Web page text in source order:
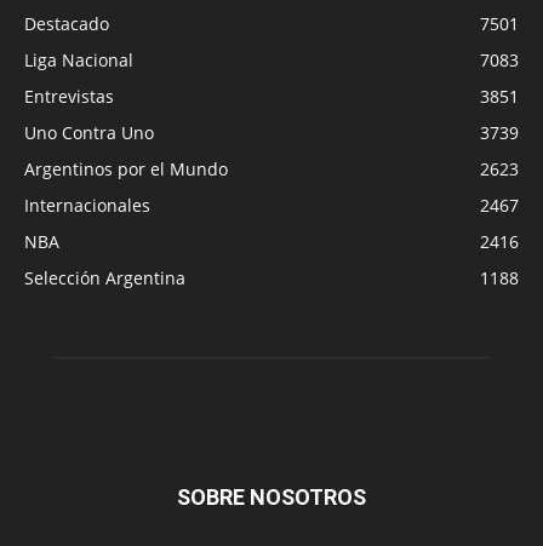
Destacado
7501
Liga Nacional
7083
Entrevistas
3851
Uno Contra Uno
3739
Argentinos por el Mundo
2623
Internacionales
2467
NBA
2416
Selección Argentina
1188
SOBRE NOSOTROS